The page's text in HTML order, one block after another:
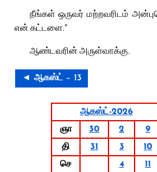
நீங்கள் ஒருவர் மற்றவரிடம்
என் கட்டளை.”
ஆண்டவரின் அருள்வாக்கு.
◄ ஆகஸ்ட் – 13
ஆகஸ்ட்-2026
ஞா
30 2 9
தி
31 3 10
செ
4 11